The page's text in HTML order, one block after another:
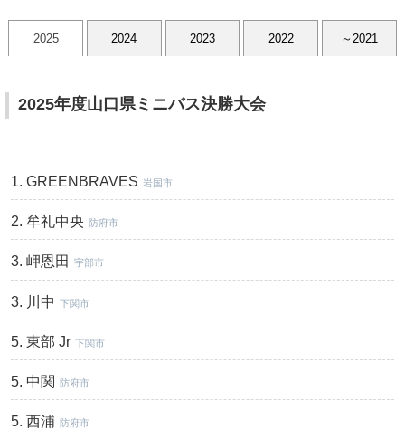
2025 2024 2023 2022 ～2021
2025年度山口県ミニバス決勝大会
GREENBRAVES 岩国市
牟礼中央 防府市
岬恩田 宇部市
川中 下関市
東部 Jr 下関市
中関 防府市
西浦 防府市